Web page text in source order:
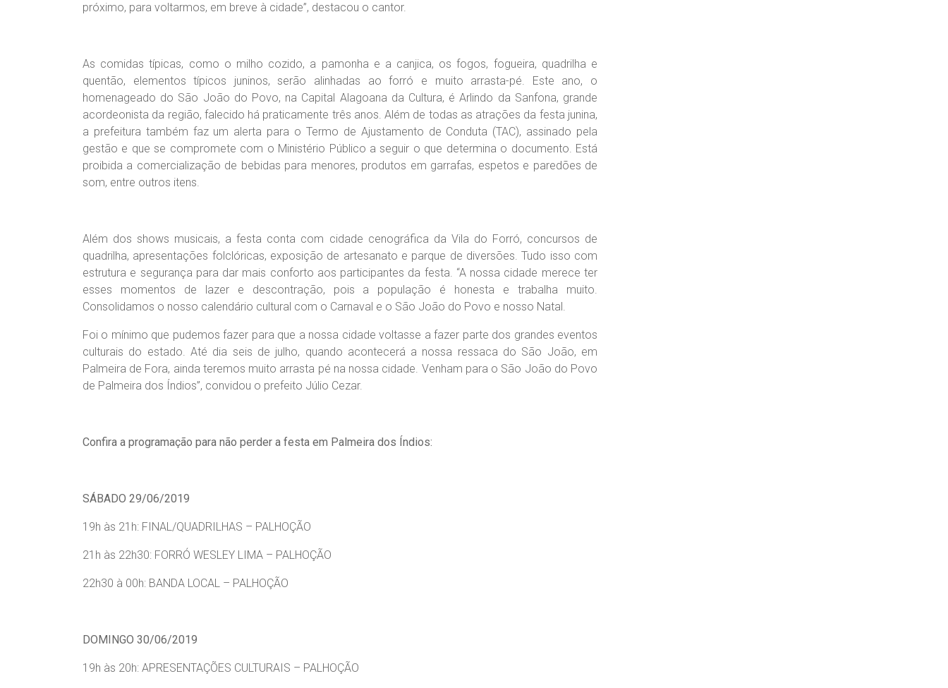
próximo, para voltarmos, em breve à cidade”, destacou o cantor.
As comidas típicas, como o milho cozido, a pamonha e a canjica, os fogos, fogueira, quadrilha e
quentão, elementos típicos juninos, serão alinhadas ao forró e muito arrasta-pé. Este ano, o
homenageado do São João do Povo, na Capital Alagoana da Cultura, é Arlindo da Sanfona, grande
acordeonista da região, falecido há praticamente três anos. Além de todas as atrações da festa junina,
a prefeitura também faz um alerta para o Termo de Ajustamento de Conduta (TAC), assinado pela
gestão e que se compromete com o Ministério Público a seguir o que determina o documento. Está
proibida a comercialização de bebidas para menores, produtos em garrafas, espetos e paredões de
som, entre outros itens.
Além dos shows musicais, a festa conta com cidade cenográfica da Vila do Forró, concursos de
quadrilha, apresentações folclóricas, exposição de artesanato e parque de diversões. Tudo isso com
estrutura e segurança para dar mais conforto aos participantes da festa. “A nossa cidade merece ter
esses momentos de lazer e descontração, pois a população é honesta e trabalha muito.
Consolidamos o nosso calendário cultural com o Carnaval e o São João do Povo e nosso Natal.
Foi o mínimo que pudemos fazer para que a nossa cidade voltasse a fazer parte dos grandes eventos
culturais do estado. Até dia seis de julho, quando acontecerá a nossa ressaca do São João, em
Palmeira de Fora, ainda teremos muito arrasta pé na nossa cidade. Venham para o São João do Povo
de Palmeira dos Índios”, convidou o prefeito Júlio Cezar.
Confira a programação para não perder a festa em Palmeira dos Índios:
SÁBADO 29/06/2019
19h às 21h: FINAL/QUADRILHAS – PALHOÇÃO
21h às 22h30: FORRÓ WESLEY LIMA – PALHOÇÃO
22h30 à 00h: BANDA LOCAL – PALHOÇÃO
DOMINGO 30/06/2019
19h às 20h: APRESENTAÇÕES CULTURAIS – PALHOÇÃO